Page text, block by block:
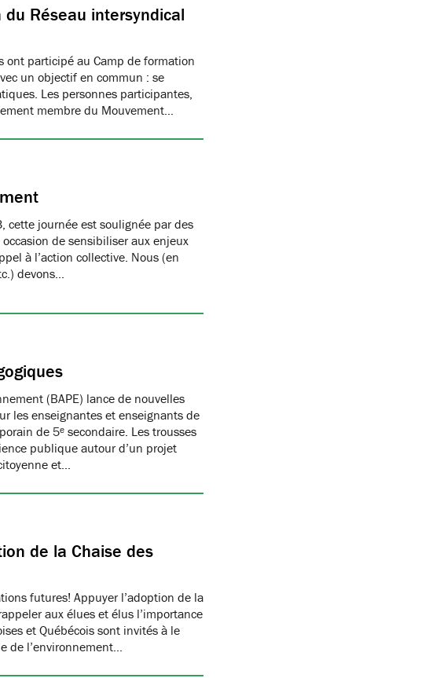
Réseau intersyndical
participé au Camp de formation
un objectif en commun : se
Les personnes participantes,
membre du Mouvement…
cette journée est soulignée par des
de sensibiliser aux enjeux
à l’action collective. Nous (en
devons…
(BAPE) lance de nouvelles
les enseignantes et enseignants de
de 5ᵉ secondaire. Les trousses
publique autour d’un projet
et…
de la Chaise des
futures! Appuyer l’adoption de la
aux élues et élus l’importance
et Québécois sont invités à le
de l’environnement…